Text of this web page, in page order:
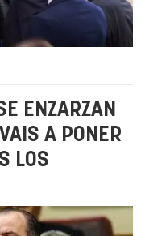
ENZARZAN
A PONER
LOS